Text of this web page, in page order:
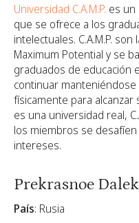
Universidad C.A.M.P. es un
que se ofrece a los
intelectuales. C.A.M.P.
Maximum Potential y se
graduados de educación
continuar manteniéndose
físicamente para
es una universidad real,
los miembros se
intereses.
Prekrasnoe
País: Rusia